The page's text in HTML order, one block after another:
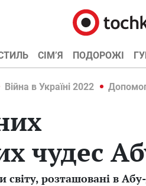
СІМ’Я ПОДОРОЖІ
Війна в Україні 2022
чудес
світу, розташовані в